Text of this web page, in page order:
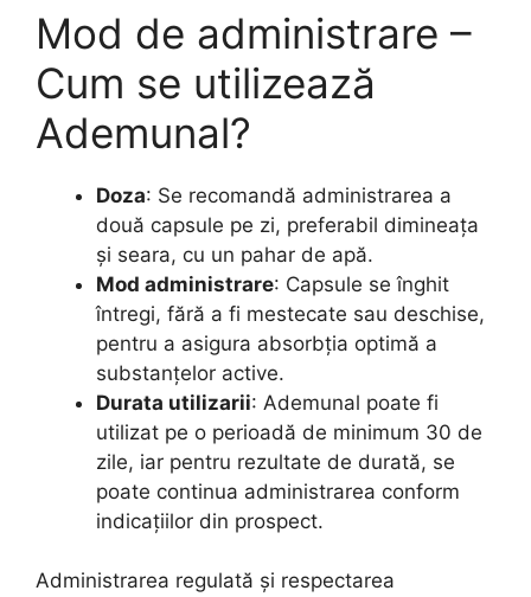
Mod de administrare –
Cum se utilizează
Ademunal?
Doza: Se recomandă administrarea a
două capsule pe zi, preferabil dimineața
și seara, cu un pahar de apă.
Mod administrare: Capsule se înghit
întregi, fără a fi mestecate sau deschise,
pentru a asigura absorbția optimă a
substanțelor active.
Durata utilizarii: Ademunal poate fi
utilizat pe o perioadă de minimum 30 de
zile, iar pentru rezultate de durată, se
poate continua administrarea conform
indicațiilor din prospect.
Administrarea regulată și respectarea